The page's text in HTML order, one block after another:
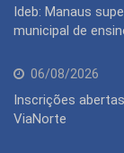
Ideb: Manaus
municipal de
06/08/2026
Inscrições
ViaNorte